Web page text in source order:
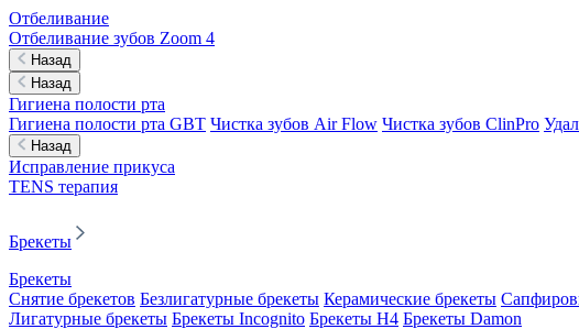
Отбеливание
Отбеливание зубов Zoom 4
Назад
Назад
Гигиена полости рта
Гигиена полости рта GBT Чистка зубов Air Flow Чистка зубов ClinPro
Назад
Исправление прикуса
TENS терапия
Брекеты
Брекеты
Снятие брекетов Безлигатурные брекеты Керамические брекеты
Лигатурные брекеты Брекеты Incognito Брекеты H4 Брекеты Damon